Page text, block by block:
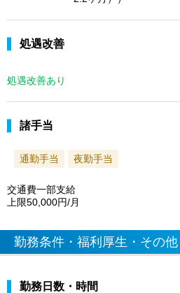
処遇改善
処遇改善あり
諸手当
通勤手当 夜勤手当
交通費一部支給
上限50,000円/月
勤務条件・福利厚生・その他
勤務日数・時間